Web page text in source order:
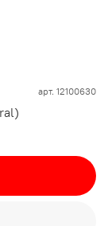
арт. 12100630